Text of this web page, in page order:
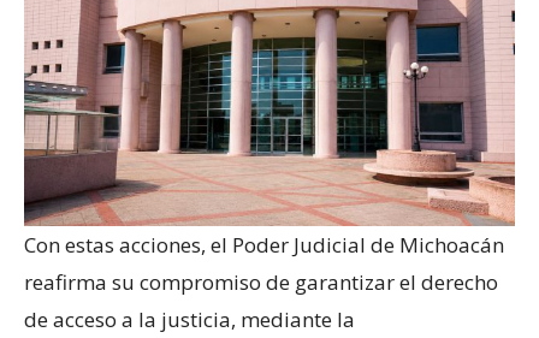
Con estas acciones, el Poder Judicial de Michoacán
reafirma su compromiso de garantizar el derecho
de acceso a la justicia, mediante la